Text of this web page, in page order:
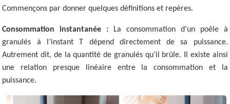
Commençons par donner quelques définitions et repères.
Consommation instantanée : La consommation d’un poêle à
granulés à l’instant T dépend directement de sa puissance.
Autrement dit, de la quantité de granulés qu’il brûle. Il existe ainsi
une relation presque linéaire entre la consommation et la
puissance.